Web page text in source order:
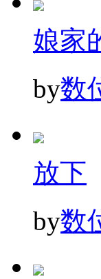
娘家
by数
放下
by数